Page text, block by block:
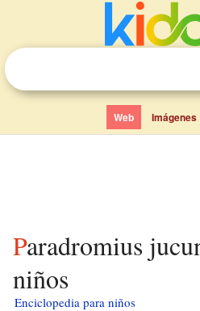
Web Imágenes
Paradromius jucundus para
niños
Enciclopedia para niños